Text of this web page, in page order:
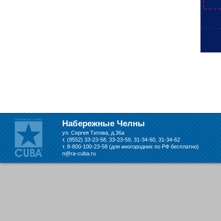
Набережные Челны
ул. Сергея Титова, д.36а
т. (8552) 33-23-58, 33-23-59, 31-34-60, 31-34-62
т. 8-800-100-23-58 (для иногородних по РФ бесплатно)
n@ra-cuba.ru